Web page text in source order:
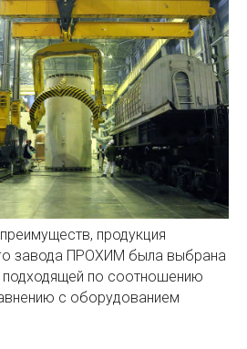
продукция
завода ПРОХИМ была выбрана
подходящей по соотношению
с оборудованием